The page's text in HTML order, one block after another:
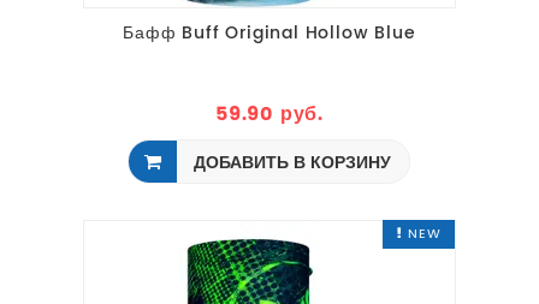
Бафф Buff Original Hollow Blue
59.90 руб.
ДОБАВИТЬ В КОРЗИНУ
NEW